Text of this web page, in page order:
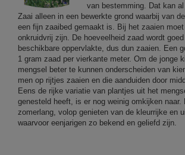
van bestemming. Dat kan al
Zaai alleen in een bewerkte grond waarbij van
een fijn zaaibed gemaakt is. Bij het zaaien moet
onkruidvrij zijn. De hoeveelheid zaad wordt
beschikbare oppervlakte, dus dun zaaien. Een
1 gram zaad per vierkante meter. Om de jonge
mengsel beter te kunnen onderscheiden van
men op rijtjes zaaien en die aanduiden door
Eens de rijke variatie van plantjes uit het
genesteld heeft, is er nog weinig omkijken naar.
zomerlang, volop genieten van de kleurrijke en
waarvoor eenjarigen zo bekend en geliefd zijn.